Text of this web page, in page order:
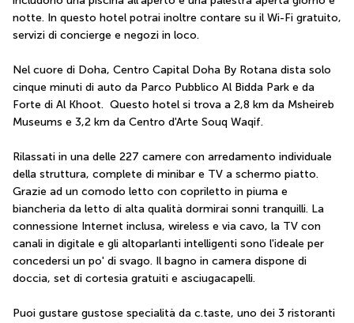
notte. In questo hotel potrai inoltre contare su il Wi-Fi gratuito,
servizi di concierge e negozi in loco.
Nel cuore di Doha, Centro Capital Doha By Rotana dista solo
cinque minuti di auto da Parco Pubblico Al Bidda Park e da
Forte di Al Khoot.  Questo hotel si trova a 2,8 km da Msheireb
Museums e 3,2 km da Centro d'Arte Souq Waqif.
Rilassati in una delle 227 camere con arredamento individuale
della struttura, complete di minibar e TV a schermo piatto.
Grazie ad un comodo letto con copriletto in piuma e
biancheria da letto di alta qualità dormirai sonni tranquilli. La
connessione Internet inclusa, wireless e via cavo, la TV con
canali in digitale e gli altoparlanti intelligenti sono l'ideale per
concedersi un po' di svago. Il bagno in camera dispone di
doccia, set di cortesia gratuiti e asciugacapelli.
Puoi gustare gustose specialità da c.taste, uno dei 3 ristoranti